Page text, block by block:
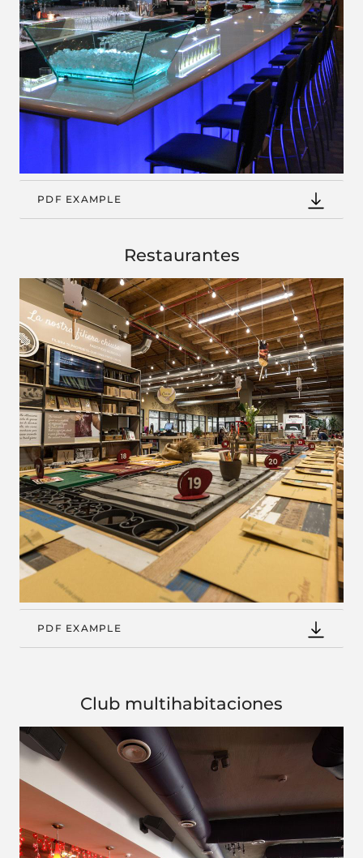
PDF EXAMPLE
Restaurantes
PDF EXAMPLE
Club multihabitaciones